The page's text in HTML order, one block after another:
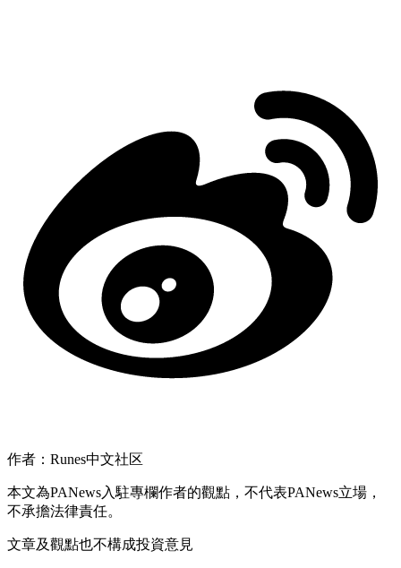
作者：Runes中文社区
本文為PANews入駐專欄作者的觀點，不代表PANews立場，
不承擔法律責任。
文章及觀點也不構成投資意見